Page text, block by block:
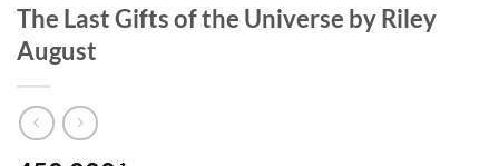
The Last Gifts of the Universe by Riley
August